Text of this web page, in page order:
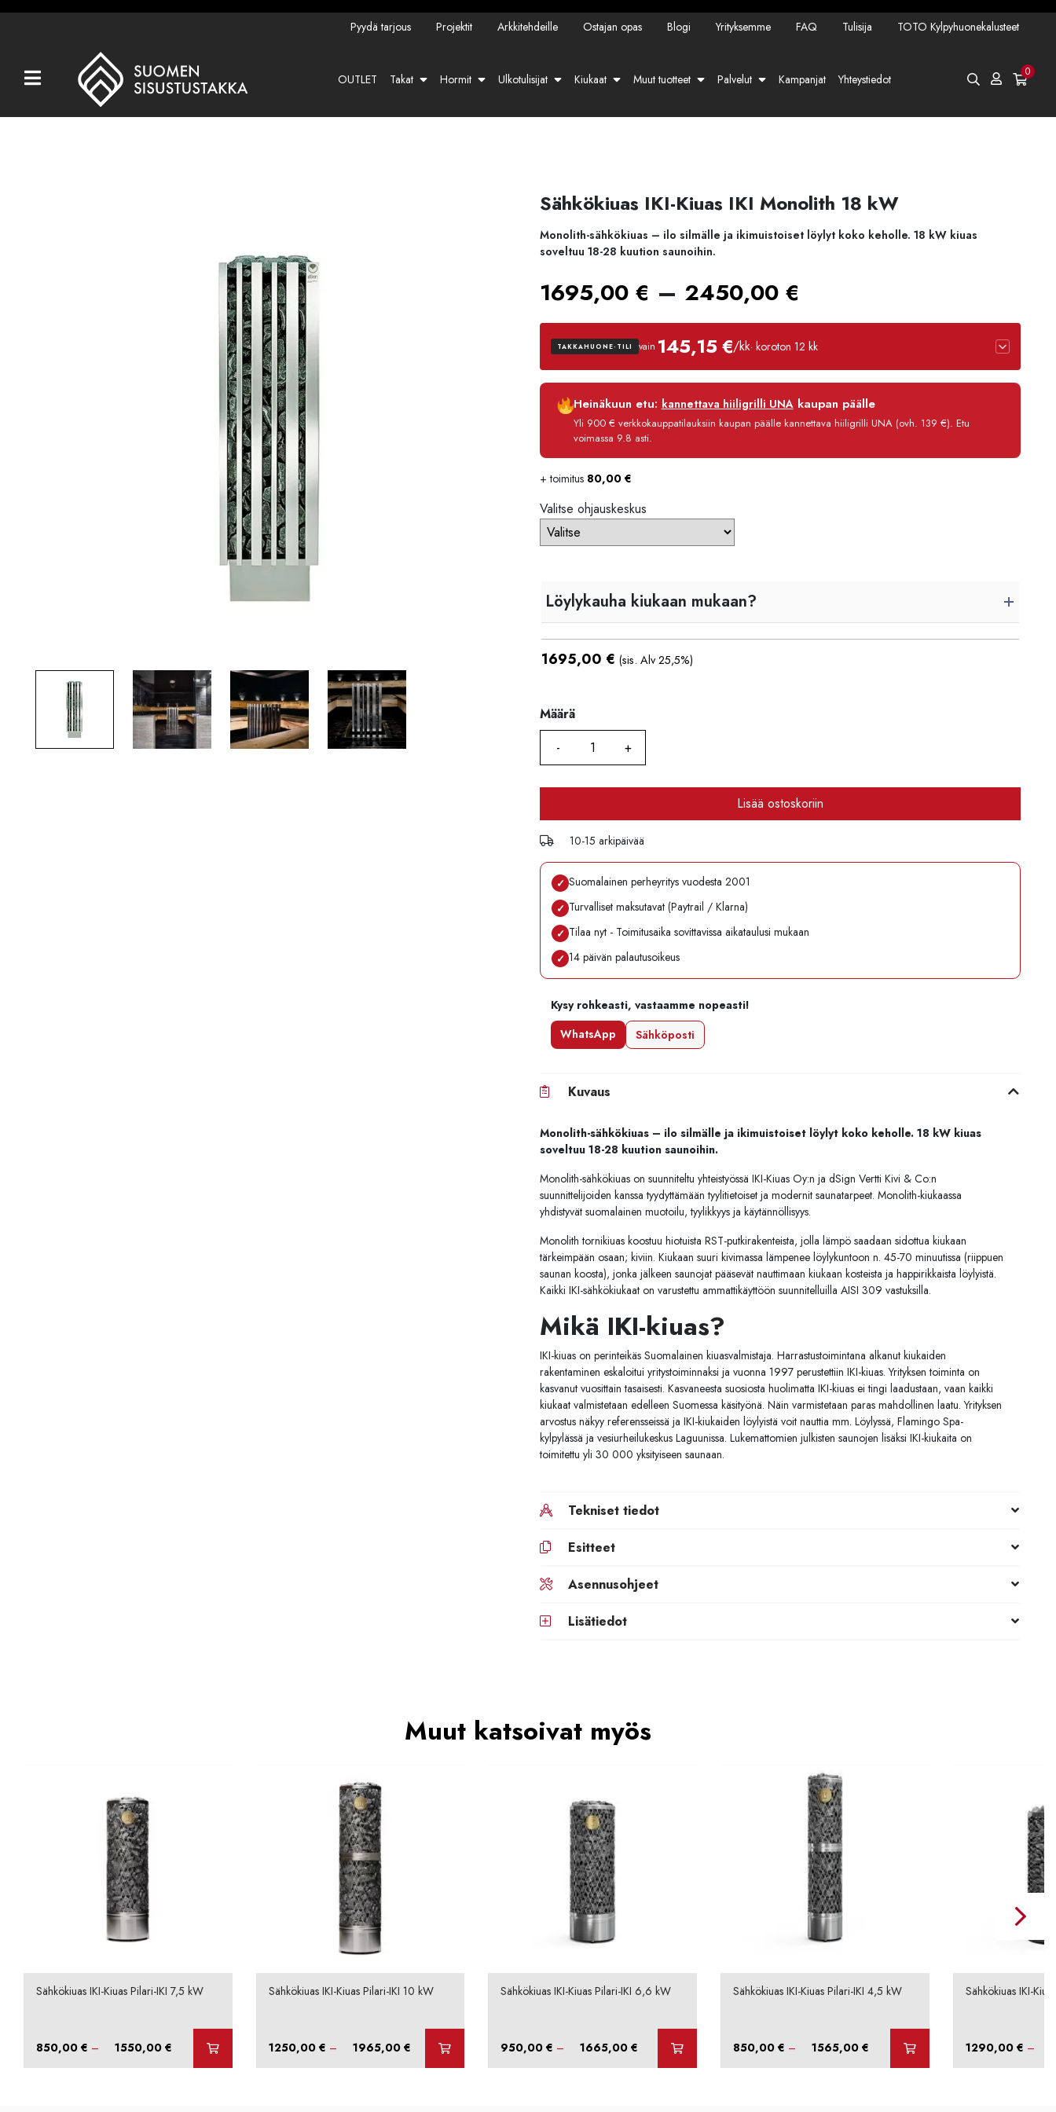
Kaikki tuotteet
FAQ
Kylpyhuonekalusteet
Pyydä tarjous Projektit Arkkitehdeille Ostajan opas Blogi Yrityksemme FAQ Tulisija TOTO Kylpyhuonekalusteet
OUTLET Takat Hormit Ulkotulisijat Kiukaat Muut tuotteet Palvelut Kampanjat Yhteystiedot 0
Sähkökiuas IKI-Kiuas IKI Monolith 18 kW
Monolith-sähkökiuas – ilo silmälle ja ikimuistoiset löylyt koko keholle. 18 kW kiuas
soveltuu 18-28 kuution saunoihin.
1695,00 € – 2450,00 €
1695,00 €
-
2450,00 €
TAKKAHUONE-TILI vain 145,15 €/kk· koroton 12 kk
Luottoaika
Korko
Käsittelymaksu
Heinäkuun etu: kannettava hiiligrilli UNAkaupan päälle
Yli 900 € verkkokauppatilauksiin kaupan päälle kannettava hiiligrilli UNA (ovh. 139 €). Etu
voimassa 9.8 asti.
+ toimitus 80,00 €
Valitse ohjauskeskus
Löylykauha kiukaan mukaan?
1695,00 € (sis. Alv 25,5%)
Määrä
Määrä
Lisää ostoskoriin
10-15 arkipäivää
✓ Suomalainen perheyritys vuodesta 2001
✓ Turvalliset maksutavat (Paytrail / Klarna)
✓ Tilaa nyt - Toimitusaika sovittavissa aikataulusi mukaan
✓ 14 päivän palautusoikeus
Kysy rohkeasti, vastaamme nopeasti!
WhatsApp
Sähköposti
Kuvaus
Monolith-sähkökiuas – ilo silmälle ja ikimuistoiset löylyt koko keholle. 18 kW kiuas
soveltuu 18-28 kuution saunoihin.
Monolith-sähkökiuas on suunniteltu yhteistyössä IKI-Kiuas Oy:n ja dSign Vertti Kivi & Co:n
suunnittelijoiden kanssa tyydyttämään tyylitietoiset ja modernit saunatarpeet. Monolith-kiukaassa
yhdistyvät suomalainen muotoilu, tyylikkyys ja käytännöllisyys.
Monolith tornikiuas koostuu hiotuista RST-putkirakenteista, jolla lämpö saadaan sidottua kiukaan
tärkeimpään osaan; kiviin. Kiukaan suuri kivimassa lämpenee löylykuntoon n. 45-70 minuutissa (riippuen
saunan koosta), jonka jälkeen saunojat pääsevät nauttimaan kiukaan kosteista ja happirikkaista löylyistä.
Kaikki IKI-sähkökiukaat on varustettu ammattikäyttöön suunnitelluilla AISI 309 vastuksilla.
Mikä IKI-kiuas?
IKI-kiuas on perinteikäs Suomalainen kiuasvalmistaja. Harrastustoimintana alkanut kiukaiden
rakentaminen eskaloitui yritystoiminnaksi ja vuonna 1997 perustettiin IKI-kiuas. Yrityksen toiminta on
kasvanut vuosittain tasaisesti. Kasvaneesta suosiosta huolimatta IKI-kiuas ei tingi laadustaan, vaan kaikki
kiukaat valmistetaan edelleen Suomessa käsityönä. Näin varmistetaan paras mahdollinen laatu. Yrityksen
arvostus näkyy referensseissä ja IKI-kiukaiden löylyistä voit nauttia mm. Löylyssä, Flamingo Spa-
kylpylässä ja vesiurheilukeskus Laguunissa. Lukemattomien julkisten saunojen lisäksi IKI-kiukaita on
toimitettu yli 30 000 yksityiseen saunaan.
Tekniset tiedot
Esitteet
Asennusohjeet
Lisätiedot
Muut katsoivat myös
Sähkökiuas IKI-Kiuas Pilari-IKI 7,5 kW
850,00 € – 1550,00 € Hintaluokka:
Sähkökiuas IKI-Kiuas Pilari-IKI 10 kW
1250,00 € – 1965,00 €Hintaluokka:
Sähkökiuas IKI-Kiuas Pilari-IKI 6,6 kW
950,00€ – 1665,00€ Hintaluokka:
Sähkökiuas IKI-Kiuas Pilari-IKI 4,5 kW
850,00 € – 1565,00 €Hintaluokka:
Sähkökiuas IKI-
1290,00 € –